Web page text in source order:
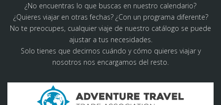
¿No encuentras lo que buscas en nuestro calendario?
¿Quieres viajar en otras fechas? ¿Con un programa diferente?
No te preocupes, cualquier viaje de nuestro catálogo se puede
ajustar a tus necesidades.
Solo tienes que decirnos cuándo y cómo quieres viajar y
nosotros nos encargamos del resto.